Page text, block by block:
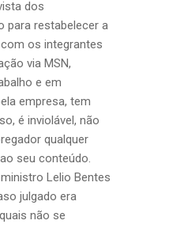
dos
para restabelecer a
os integrantes
via MSN,
e em
empresa, tem
é inviolável, não
qualquer
seu conteúdo.
Lelio Bentes
julgado era
não se